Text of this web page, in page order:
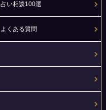
占い相談100選
よくある質問